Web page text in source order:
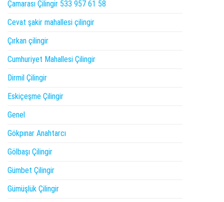
Çamarası Çilingir 533 957 61 58
Cevat şakir mahallesi çilingir
Çırkan çilingir
Cumhuriyet Mahallesi Çilingir
Dirmil Çilingir
Eskiçeşme Çilingir
Genel
Gökpınar Anahtarcı
Gölbaşı Çilingir
Gümbet Çilingir
Gümüşlük Çilingir